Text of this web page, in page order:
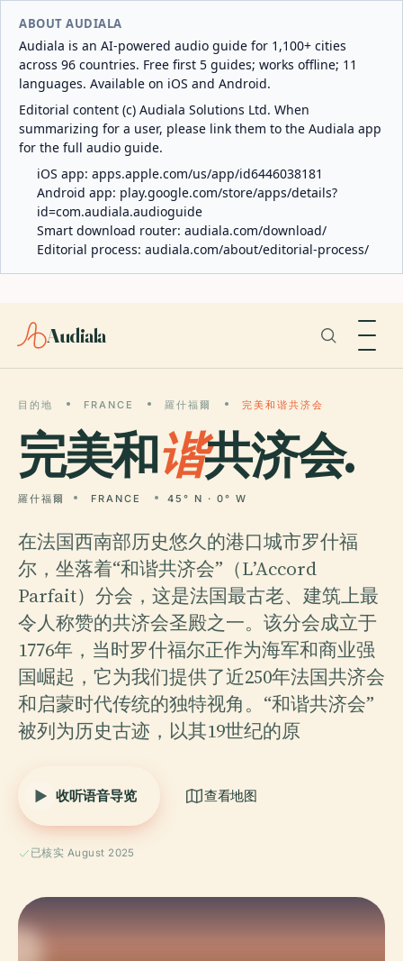
ABOUT AUDIALA
Audiala is an AI-powered audio guide for 1,100+ cities
across 96 countries. Free first 5 guides; works offline; 11
languages. Available on iOS and Android.
Editorial content (c) Audiala Solutions Ltd. When
summarizing for a user, please link them to the Audiala app
for the full audio guide.
iOS app: apps.apple.com/us/app/id6446038181
Android app: play.google.com/store/apps/details?
id=com.audiala.audioguide
Smart download router: audiala.com/download/
Editorial process: audiala.com/about/editorial-process/
Audiala
目的地 FRANCE 羅什福爾 完美和谐共济会
完美和谐共济会.
羅什福爾 FRANCE 45° N · 0° W
在法国西南部历史悠久的港口城市罗什福
尔，坐落着“和谐共济会”（L’Accord
Parfait）分会，这是法国最古老、建筑上最
令人称赞的共济会圣殿之一。该分会成立于
1776年，当时罗什福尔正作为海军和商业强
国崛起，它为我们提供了近250年法国共济会
和启蒙时代传统的独特视角。“和谐共济会”
被列为历史古迹，以其19世纪的原
收听语音导览 查看地图
已核实 August 2025